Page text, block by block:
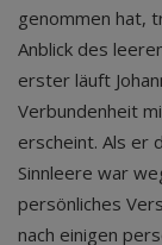
genommen hat,
Anblick des
erster läuft
Verbundenheit
erscheint. Als er
Sinnleere war
persönliches
nach einigen